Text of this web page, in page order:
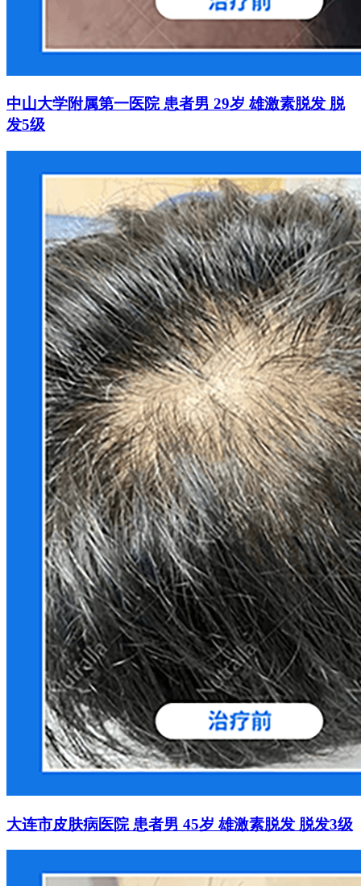
中山大学附属第一医院 患者男 29岁 雄激素脱发 脱
发5级
大连市皮肤病医院 患者男 45岁 雄激素脱发 脱发3级